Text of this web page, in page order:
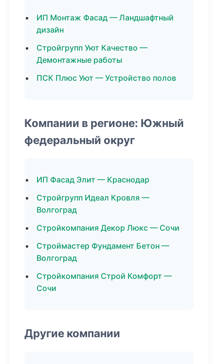
ИП Монтаж Фасад — Ландшафтный
дизайн
Стройгрупп Уют Качество —
Демонтажные работы
ПСК Плюс Уют — Устройство полов
Компании в регионе: Южный
федеральный округ
ИП Фасад Элит — Краснодар
Стройгрупп Идеал Кровля —
Волгоград
Стройкомпания Декор Люкс — Сочи
Строймастер Фундамент Бетон —
Волгоград
Стройкомпания Строй Комфорт —
Сочи
Другие компании